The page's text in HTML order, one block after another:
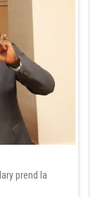
prend la